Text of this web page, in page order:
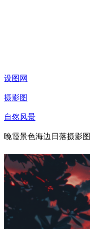
设图网
摄影图
自然风景
晚霞景色海边日落摄影图